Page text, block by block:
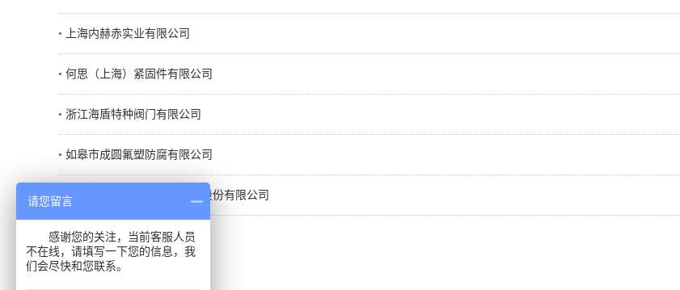
• 上海内赫赤实业有限公司
• 何思（上海）紧固件有限公司
• 浙江海盾特种阀门有限公司
• 如皋市成圆氟塑防腐有限公司
•中矿龙科能源科技（北京）股份有限公司
共1页6条
请您留言
感谢您的关注，当前客服人员
不在线，请填写一下您的信息，我
们会尽快和您联系。